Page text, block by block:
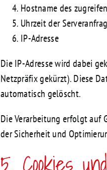
Hostname des
Uhrzeit der
IP-Adresse
Die IP-Adresse wird dabei
Netzpräfix gekürzt). Diese
automatisch gelöscht.
Die Verarbeitung erfolgt auf
der Sicherheit und